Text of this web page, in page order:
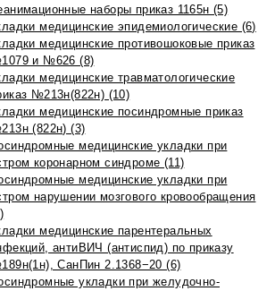
наборы приказ 1165н (5)
медицинские эпидемиологические (6)
медицинские противошоковые приказ
и №626 (8)
медицинские травматологические
№213н(822н) (10)
медицинские посиндромные приказ
(822н) (3)
медицинские укладки при
коронарном синдроме (11)
медицинские укладки при
нарушении мозгового кровообращения
медицинские парентеральных
антиВИЧ (антиспид) по приказу
СанПин 2.1368−20 (6)
укладки при желудочно-